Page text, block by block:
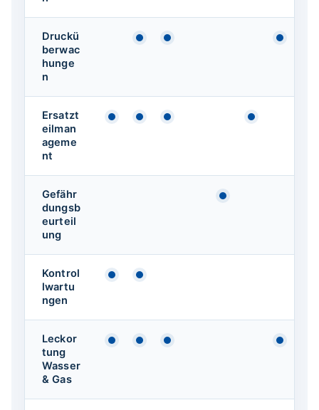
Druckü
berwac
hunge
n
VerfügbarVerfügbar
Ersatzt
eilman
ageme
nt
Verfügbar
VerfügbarVerfügbar Verfügbar
Gefähr
dungsb
eurteil
ung
Verfügbar
Kontrol
lwartu
ngen
VerfügbarVerfügbar
Leckor
tung
Wasser
& Gas
Verfügbar
VerfügbarVerfügbar